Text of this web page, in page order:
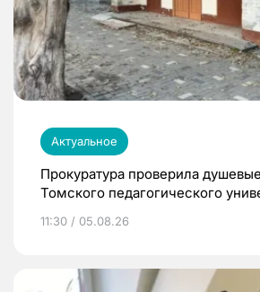
Актуальное
Прокуратура проверила
Томского педагогического
11:30 / 05.08.26